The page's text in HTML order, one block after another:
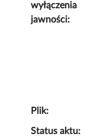
wyłączenia
jawności:
Plik:
Status aktu: